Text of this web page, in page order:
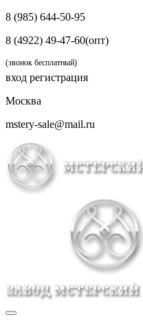
8 (985) 644-50-95
8 (4922) 49-47-60(опт)
(звонок бесплатный)
вход регистрация
Москва
mstery-sale@mail.ru